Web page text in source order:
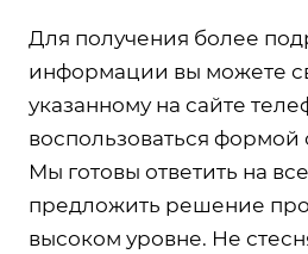
Для получения более
информации вы можете
указанному на сайте
воспользоваться формой
Мы готовы ответить на
предложить решение
высоком уровне. Не